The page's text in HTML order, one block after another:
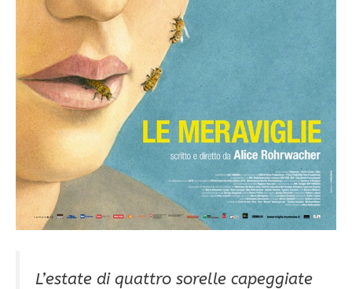
L’estate di quattro sorelle capeggiate